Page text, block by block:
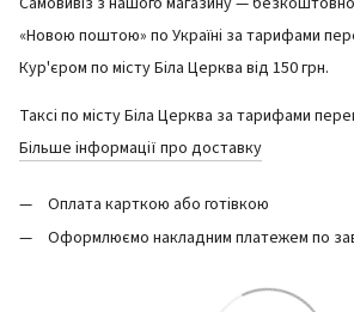
«Новою поштою» по Україні за тарифами
Кур'єром по місту Біла Церква від 150 грн.
Таксі по місту Біла Церква за тарифами
Більше інформації про доставку
Оплата карткою або готівкою
Оформлюємо накладним платежем по